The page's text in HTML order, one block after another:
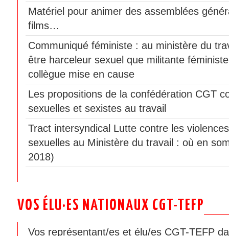
Matériel pour animer des assemblées
films…
Communiqué féministe : au ministère du
être harceleur sexuel que militante
collègue mise en cause
Les propositions de la confédération CGT
sexuelles et sexistes au travail
Tract intersyndical Lutte contre les
sexuelles au Ministère du travail : où en
2018)
VOS ÉLU·ES NATIONAUX CGT-TEFP
Vos représentant/es et élu/es CGT-TEFP